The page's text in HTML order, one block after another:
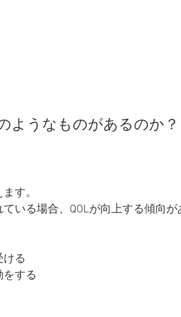
ようなものがあるのか？
す。
いる場合、QOLが向上する傾向が
る
する